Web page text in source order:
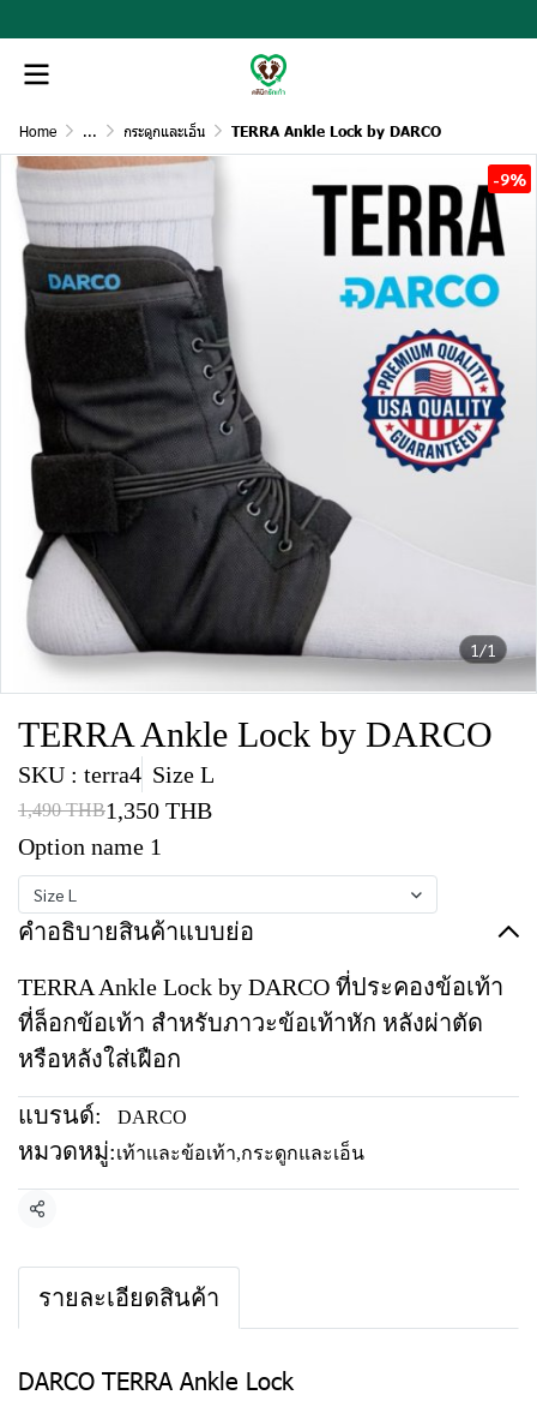
Home ... กระดูกและเอ็น TERRA Ankle Lock by DARCO
1/1
-9%
TERRA Ankle Lock by DARCO
SKU : terra4 Size L
1,490 THB1,350 THB
Option name 1
Size L
คำอธิบายสินค้าแบบย่อ
TERRA Ankle Lock by DARCO ที่ประคองข้อเท้า
ที่ล็อกข้อเท้า สำหรับภาวะข้อเท้าหัก หลังผ่าตัด
หรือหลังใส่เฝือก
แบรนด์: DARCO
หมวดหมู่:เท้าเเละข้อเท้า,กระดูกและเอ็น
แชร์
รายละเอียดสินค้า
DARCO TERRA Ankle Lock